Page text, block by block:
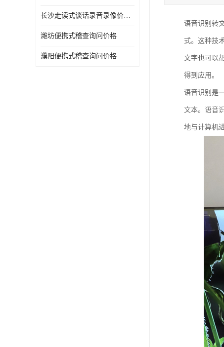
长沙走读式谈话录音录像价格 高清录屏模式
潍坊便携式稽查询问价格
濮阳便携式稽查询问价格
语音识别转
式。这种技
文字也可以
得到应用。
语音识别是
文本。语音
地与计算机